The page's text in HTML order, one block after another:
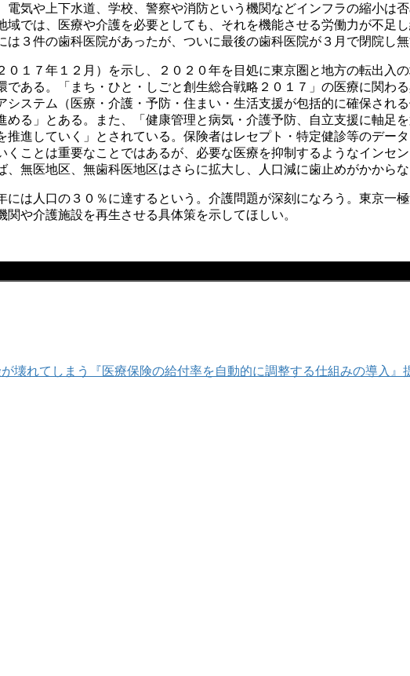
気や上下水道、学校、警察や消防という機関などインフラの縮小は
では、医療や介護を必要としても、それを機能させる労働力が不足
３件の歯科医院があったが、ついに最後の歯科医院が３月で閉院し
１７年１２月）を示し、２０２０年を目処に東京圏と地方の転出入
ある。「まち・ひと・しごと創生総合戦略２０１７」の医療に関わ
ステム（医療・介護・予防・住まい・生活支援が包括的に確保され
る」とある。また、「健康管理と病気・介護予防、自立支援に軸足
進していく」とされている。保険者はレセプト・特定健診等のデー
ことは重要なことではあるが、必要な医療を抑制するようなインセ
無医地区、無歯科医地区はさらに拡大し、人口減に歯止めがかからな
は人口の３０％に達するという。介護問題が深刻になろう。東京一
や介護施設を再生させる具体策を示してほしい。
壊れてしまう『医療保険の給付率を自動的に調整する仕組みの導入』